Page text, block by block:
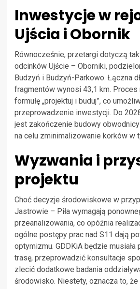
Inwestycje w
Ujścia i Obornik
Równocześnie, przetargi dotyczą
odcinków Ujście – Oborniki,
Budzyń i Budzyń-Parkowo. Łączna
fragmentów wynosi 43,1 km. Proces
formułę „projektuj i buduj”, co
przeprowadzenie inwestycji. Do
jest zakończenie budowy
na celu zminimalizowanie korków w
Wyzwania i
projektu
Choć decyzje środowiskowe w
Jastrowie – Piła wymagają
przeanalizowania, co opóźnia
ogólne postępy prac nad S11 dają
optymizmu. GDDKiA będzie
trasę, przeprowadzić konsultacje
zlecić dodatkowe badania
środowisko. Niestety, oznacza to,